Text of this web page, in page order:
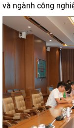
và ngành công